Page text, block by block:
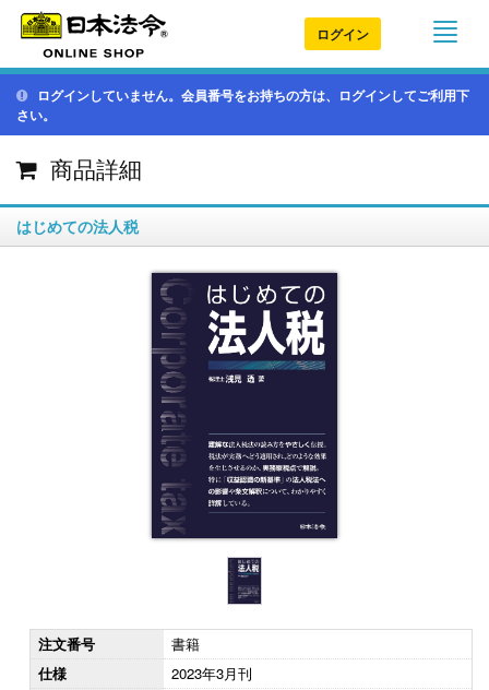
ログイン
ログインしていません。会員番号をお持ちの方は、ログインしてご利用下
さい。
商品詳細
はじめての法人税
注文番号
書籍
仕様
2023年3月刊